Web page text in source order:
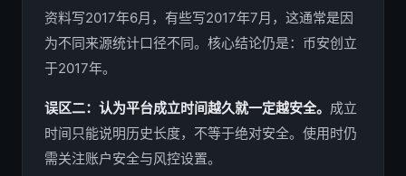
资料写2017年6月，有些写2017年7月，这通常是因
为不同来源统计口径不同。核心结论仍是：币安创立
于2017年。
误区二：认为平台成立时间越久就一定越安全。 成立
时间只能说明历史长度，不等于绝对安全。使用时仍
需关注账户安全与风控设置。